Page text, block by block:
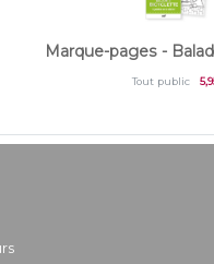
Marque-pages -
Tout public